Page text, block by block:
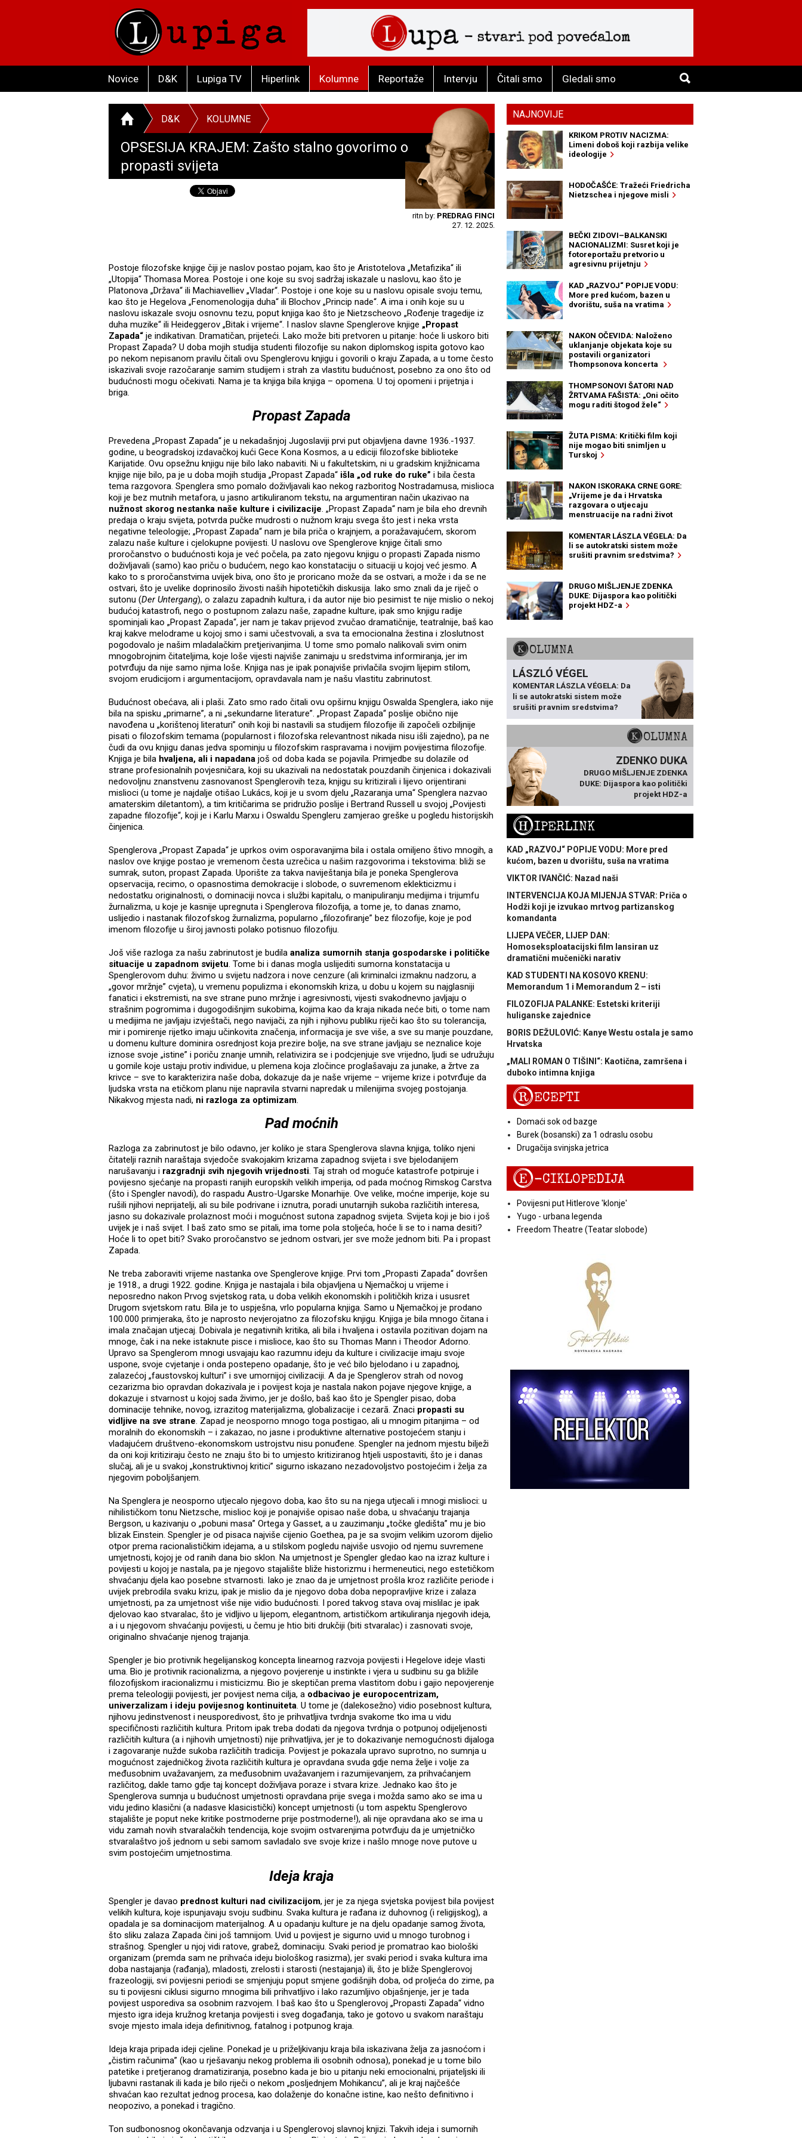
Novice D&K Lupiga TV Hiperlink Kolumne Reportaže Intervju Čitali smo Gledali smo
D&K KOLUMNE
OPSESIJA KRAJEM: Zašto stalno govorimo o
propasti svijeta
ritn by: PREDRAG FINCI
27. 12. 2025.
Postoje filozofske knjige čiji je naslov postao pojam, kao što je Aristotelova „Metafizika“ ili
„Utopija“ Thomasa Morea. Postoje i one koje su svoj sadržaj iskazale u naslovu, kao što je
Platonova „Država“ ili Machiavelliev „Vladar“. Postoje i one koje su u naslovu opisale svoju temu,
kao što je Hegelova „Fenomenologija duha“ ili Blochov „Princip nade“. A ima i onih koje su u
naslovu iskazale svoju osnovnu tezu, poput knjiga kao što je Nietzscheovo „Rođenje tragedije iz
duha muzike“ ili Heideggerov „Bitak i vrijeme“. I naslov slavne Spenglerove knjige „Propast
Zapada“ je indikativan. Dramatičan, prijeteći. Lako može biti pretvoren u pitanje: hoće li uskoro biti
Propast Zapada? U doba mojih studija studenti filozofije su nakon diplomskog ispita gotovo kao
po nekom nepisanom pravilu čitali ovu Spenglerovu knjigu i govorili o kraju Zapada, a u tome često
iskazivali svoje razočaranje samim studijem i strah za vlastitu budućnost, posebno za ono što od
budućnosti mogu očekivati. Nama je ta knjiga bila knjiga – opomena. U toj opomeni i prijetnja i
briga.
Propast Zapada
Prevedena „Propast Zapada“ je u nekadašnjoj Jugoslaviji prvi put objavljena davne 1936.-1937.
godine, u beogradskoj izdavačkoj kući Gece Kona Kosmos, a u ediciji filozofske biblioteke
Karijatide. Ovu opsežnu knjigu nije bilo lako nabaviti. Ni u fakultetskim, ni u gradskim knjižnicama
knjige nije bilo, pa je u doba mojih studija „Propast Zapada“ išla „od ruke do ruke” i bila česta
tema razgovora. Spenglera smo pomalo doživljavali kao nekog razboritog Nostradamusa, mislioca
koji je bez mutnih metafora, u jasno artikuliranom tekstu, na argumentiran način ukazivao na
nužnost skorog nestanka naše kulture i civilizacije. „Propast Zapada“ nam je bila eho drevnih
predaja o kraju svijeta, potvrda pučke mudrosti o nužnom kraju svega što jest i neka vrsta
negativne teleologije; „Propast Zapada“ nam je bila priča o krajnjem, a poražavajućem, skorom
zalazu naše kulture i cjelokupne povijesti. U naslovu ove Spenglerove knjige čitali smo
proročanstvo o budućnosti koja je već počela, pa zato njegovu knjigu o propasti Zapada nismo
doživljavali (samo) kao priču o budućem, nego kao konstataciju o situaciji u kojoj već jesmo. A
kako to s proročanstvima uvijek biva, ono što je proricano može da se ostvari, a može i da se ne
ostvari, što je uvelike doprinosilo živosti naših hipotetičkih diskusija. Iako smo znali da je riječ o
sutonu (Der Untergang), o zalazu zapadnih kultura, i da autor nije bio pesimist te nije mislio o nekoj
budućoj katastrofi, nego o postupnom zalazu naše, zapadne kulture, ipak smo knjigu radije
spominjali kao „Propast Zapada“, jer nam je takav prijevod zvučao dramatičnije, teatralnije, baš kao
kraj kakve melodrame u kojoj smo i sami učestvovali, a sva ta emocionalna žestina i zloslutnost
pogodovalo je našim mladalačkim pretjerivanjima. U tome smo pomalo nalikovali svim onim
mnogobrojnim čitateljima, koje loše vijesti najviše zanimaju u sredstvima informiranja, jer im
potvrđuju da nije samo njima loše. Knjiga nas je ipak ponajviše privlačila svojim lijepim stilom,
svojom erudicijom i argumentacijom, opravdavala nam je našu vlastitu zabrinutost.
Budućnost obećava, ali i plaši. Zato smo rado čitali ovu opširnu knjigu Oswalda Spenglera, iako nije
bila na spisku „primarne”, a ni „sekundarne literature”. „Propast Zapada“ poslije obično nije
navođena u „korištenoj literaturi” onih koji bi nastavili sa studijem filozofije ili započeli ozbiljnije
pisati o filozofskim temama (popularnost i filozofska relevantnost nikada nisu išli zajedno), pa ne
čudi da ovu knjigu danas jedva spominju u filozofskim raspravama i novijim povijestima filozofije.
Knjiga je bila hvaljena, ali i napadana još od doba kada se pojavila. Primjedbe su dolazile od
strane profesionalnih povjesničara, koji su ukazivali na nedostatak pouzdanih činjenica i dokazivali
nedovoljnu znanstvenu zasnovanost Spenglerovih teza, knjigu su kritizirali i lijevo orijentirani
mislioci (u tome je najdalje otišao Lukács, koji je u svom djelu „Razaranja uma“ Spenglera nazvao
amaterskim diletantom), a tim kritičarima se pridružio poslije i Bertrand Russell u svojoj „Povijesti
zapadne filozofije“, koji je i Karlu Marxu i Oswaldu Spengleru zamjerao greške u pogledu historijskih
činjenica.
Spenglerova „Propast Zapada“ je uprkos ovim osporavanjima bila i ostala omiljeno štivo mnogih, a
naslov ove knjige postao je vremenom česta uzrečica u našim razgovorima i tekstovima: bliži se
sumrak, suton, propast Zapada. Uporište za takva naviještanja bila je poneka Spenglerova
opservacija, recimo, o opasnostima demokracije i slobode, o suvremenom eklekticizmu i
nedostatku originalnosti, o dominaciji novca i službi kapitalu, o manipuliranju medijima i trijumfu
žurnalizma, u koje je kasnije upregnuta i Spenglerova filozofija, a tome je, to danas znamo,
uslijedio i nastanak filozofskog žurnalizma, popularno „filozofiranje” bez filozofije, koje je pod
imenom filozofije u široj javnosti polako potisnuo filozofiju.
Još više razloga za našu zabrinutost je budila analiza sumornih stanja gospodarske i političke
situacije u zapadnom svijetu. Tome bi i danas mogla uslijediti sumorna konstatacija u
Spenglerovom duhu: živimo u svijetu nadzora i nove cenzure (ali kriminalci izmaknu nadzoru, a
„govor mržnje” cvjeta), u vremenu populizma i ekonomskih kriza, u dobu u kojem su najglasniji
fanatici i ekstremisti, na sve strane puno mržnje i agresivnosti, vijesti svakodnevno javljaju o
strašnim pogromima i dugogodišnjim sukobima, kojima kao da kraja nikada neće biti, o tome nam
u medijima ne javljaju izvještači, nego navijači, za njih i njihovu publiku riječi kao što su tolerancija,
mir i pomirenje rijetko imaju učinkovita značenja, informacija je sve više, a sve su manje pouzdane,
u domenu kulture dominira osrednjost koja prezire bolje, na sve strane javljaju se neznalice koje
iznose svoje „istine” i poriču znanje umnih, relativizira se i podcjenjuje sve vrijedno, ljudi se udružuju
u gomile koje ustaju protiv individue, u plemena koja zločince proglašavaju za junake, a žrtve za
krivce – sve to karakterizira naše doba, dokazuje da je naše vrijeme – vrijeme krize i potvrđuje da
ljudska vrsta na etičkom planu nije napravila stvarni napredak u milenijima svojeg postojanja.
Nikakvog mjesta nadi, ni razloga za optimizam.
Pad moćnih
Razloga za zabrinutost je bilo odavno, jer koliko je stara Spenglerova slavna knjiga, toliko njeni
čitatelji raznih naraštaja svjedoče svakojakim krizama zapadnog svijeta i sve bjelodanijem
narušavanju i razgradnji svih njegovih vrijednosti. Taj strah od moguće katastrofe potpiruje i
povijesno sjećanje na propasti ranijih europskih velikih imperija, od pada moćnog Rimskog Carstva
(što i Spengler navodi), do raspadu Austro-Ugarske Monarhije. Ove velike, moćne imperije, koje su
rušili njihovi neprijatelji, ali su bile podrivane i iznutra, poradi unutarnjih sukoba različitih interesa,
jasno su dokazivale prolaznost moći i mogućnost sutona zapadnog svijeta. Svijeta koji je bio i još
uvijek je i naš svijet. I baš zato smo se pitali, ima tome pola stoljeća, hoće li se to i nama desiti?
Hoće li to opet biti? Svako proročanstvo se jednom ostvari, jer sve može jednom biti. Pa i propast
Zapada.
Ne treba zaboraviti vrijeme nastanka ove Spenglerove knjige. Prvi tom „Propasti Zapada“ dovršen
je 1918., a drugi 1922. godine. Knjiga je nastajala i bila objavljena u Njemačkoj u vrijeme i
neposredno nakon Prvog svjetskog rata, u doba velikih ekonomskih i političkih kriza i ususret
Drugom svjetskom ratu. Bila je to uspješna, vrlo popularna knjiga. Samo u Njemačkoj je prodano
100.000 primjeraka, što je naprosto nevjerojatno za filozofsku knjigu. Knjiga je bila mnogo čitana i
imala značajan utjecaj. Dobivala je negativnih kritika, ali bila i hvaljena i ostavila pozitivan dojam na
mnoge, čak i na neke istaknute pisce i mislioce, kao što su Thomas Mann i Theodor Adorno.
Upravo sa Spenglerom mnogi usvajaju kao razumnu ideju da kulture i civilizacije imaju svoje
uspone, svoje cvjetanje i onda postepeno opadanje, što je već bilo bjelodano i u zapadnoj,
zalazećoj „faustovskoj kulturi” i sve umornijoj civilizaciji. A da je Spenglerov strah od novog
cezarizma bio opravdan dokazivala je i povijest koja je nastala nakon pojave njegove knjige, a
dokazuje i stvarnost u kojoj sada živimo, jer je došlo, baš kao što je Spengler pisao, doba
dominacije tehnike, novog, izrazitog materijalizma, globalizacije i cezarā. Znaci propasti su
vidljive na sve strane. Zapad je neosporno mnogo toga postigao, ali u mnogim pitanjima – od
moralnih do ekonomskih – i zakazao, no jasne i produktivne alternative postojećem stanju i
vladajućem društveno-ekonomskom ustrojstvu nisu ponuđene. Spengler na jednom mjestu bilježi
da oni koji kritiziraju često ne znaju što bi to umjesto kritiziranog htjeli uspostaviti, što je i danas
slučaj, ali je u svakoj „konstruktivnoj kritici” sigurno iskazano nezadovoljstvo postojećim i želja za
njegovim poboljšanjem.
Na Spenglera je neosporno utjecalo njegovo doba, kao što su na njega utjecali i mnogi mislioci: u
nihilističkom tonu Nietzsche, mislioc koji je ponajviše opisao naše doba, u shvaćanju trajanja
Bergson, u kazivanju o „pobuni masa” Ortega y Gasset, a u zauzimanju „točke gledišta” mu je bio
blizak Einstein. Spengler je od pisaca najviše cijenio Goethea, pa je sa svojim velikim uzorom dijelio
otpor prema racionalističkim idejama, a u stilskom pogledu najviše usvojio od njemu suvremene
umjetnosti, kojoj je od ranih dana bio sklon. Na umjetnost je Spengler gledao kao na izraz kulture i
povijesti u kojoj je nastala, pa je njegovo stajalište bliže historizmu i hermeneutici, nego estetičkom
shvaćanju djela kao posebne stvarnosti. Iako je znao da je umjetnost prošla kroz različite periode i
uvijek prebrodila svaku krizu, ipak je mislio da je njegovo doba doba nepopravljive krize i zalaza
umjetnosti, pa za umjetnost više nije vidio budućnosti. I pored takvog stava ovaj mislilac je ipak
djelovao kao stvaralac, što je vidljivo u lijepom, elegantnom, artističkom artikuliranja njegovih ideja,
a i u njegovom shvaćanju povijesti, u čemu je htio biti drukčiji (biti stvaralac) i zasnovati svoje,
originalno shvaćanje njenog trajanja.
Spengler je bio protivnik hegelijanskog koncepta linearnog razvoja povijesti i Hegelove ideje vlasti
uma. Bio je protivnik racionalizma, a njegovo povjerenje u instinkte i vjera u sudbinu su ga bližile
filozofijskom iracionalizmu i misticizmu. Bio je skeptičan prema vlastitom dobu i gajio nepovjerenje
prema teleologiji povijesti, jer povijest nema cilja, a odbacivao je europocentrizam,
univerzalizam i ideju povijesnog kontinuiteta. U tome je (dalekosežno) vidio posebnost kultura,
njihovu jedinstvenost i neusporedivost, što je prihvatljiva tvrdnja svakome tko ima u vidu
specifičnosti različitih kultura. Pritom ipak treba dodati da njegova tvrdnja o potpunoj odijeljenosti
različitih kultura (a i njihovih umjetnosti) nije prihvatljiva, jer je to dokazivanje nemogućnosti dijaloga
i zagovaranje nužde sukoba različitih tradicija. Povijest je pokazala upravo suprotno, no sumnja u
mogućnost zajedničkog života različitih kultura je opravdana svuda gdje nema želje i volje za
međusobnim uvažavanjem, za međusobnim uvažavanjem i razumijevanjem, za prihvaćanjem
različitog, dakle tamo gdje taj koncept doživljava poraze i stvara krize. Jednako kao što je
Spenglerova sumnja u budućnost umjetnosti opravdana prije svega i možda samo ako se ima u
vidu jedino klasični (a nadasve klasicistički) koncept umjetnosti (u tom aspektu Spenglerovo
stajalište je poput neke kritike postmoderne prije postmoderne!), ali nije opravdana ako se ima u
vidu zamah novih stvaralačkih tendencija, koje svojim ostvarenjima potvrđuju da je umjetničko
stvaralaštvo još jednom u sebi samom savladalo sve svoje krize i našlo mnoge nove putove u
svim postojećim umjetnostima.
Ideja kraja
Spengler je davao prednost kulturi nad civilizacijom, jer je za njega svjetska povijest bila povijest
velikih kultura, koje ispunjavaju svoju sudbinu. Svaka kultura je rađana iz duhovnog (i religijskog), a
opadala je sa dominacijom materijalnog. A u opadanju kulture je na djelu opadanje samog života,
što sliku zalaza Zapada čini još tamnijom. Uvid u povijest je sigurno uvid u mnogo turobnog i
strašnog. Spengler u njoj vidi ratove, grabež, dominaciju. Svaki period je promatrao kao biološki
organizam (premda sam ne prihvaća ideju biološkog rasizma), jer svaki period i svaka kultura ima
doba nastajanja (rađanja), mladosti, zrelosti i starosti (nestajanja) ili, što je bliže Spenglerovoj
frazeologiji, svi povijesni periodi se smjenjuju poput smjene godišnjih doba, od proljeća do zime, pa
su ti povijesni ciklusi sigurno mnogima bili prihvatljivo i lako razumljivo objašnjenje, jer je tada
povijest usporediva sa osobnim razvojem. I baš kao što u Spenglerovoj „Propasti Zapada“ vidno
mjesto igra ideja kružnog kretanja povijesti i sveg događanja, tako je gotovo u svakom naraštaju
svoje mjesto imala ideja definitivnog, fatalnog i potpunog kraja.
Ideja kraja pripada ideji cjeline. Ponekad je u priželjkivanju kraja bila iskazivana želja za jasnoćom i
„čistim računima” (kao u rješavanju nekog problema ili osobnih odnosa), ponekad je u tome bilo
patetike i pretjeranog dramatiziranja, posebno kada je bio u pitanju neki emocionalni, prijateljski ili
ljubavni rastanak ili kada je bilo riječi o nekom „posljednjem Mohikancu”, ali je kraj najčešće
shvaćan kao rezultat jednog procesa, kao dolaženje do konačne istine, kao nešto definitivno i
neopozivo, a ponekad i tragično.
Ton sudbonosnog okončavanja odzvanja i u Spenglerovoj slavnoj knjizi. Takvih ideja i sumornih
NAJNOVIJE
KRIKOM PROTIV NACIZMA:
Limeni doboš koji razbija velike
ideologije
HODOČAŠĆE: Tražeći Friedricha
Nietzschea i njegove misli
BEČKI ZIDOVI–BALKANSKI
NACIONALIZMI: Susret koji je
fotoreportažu pretvorio u
agresivnu prijetnju
KAD „RAZVOJ“ POPIJE VODU:
More pred kućom, bazen u
dvorištu, suša na vratima
NAKON OČEVIDA: Naloženo
uklanjanje objekata koje su
postavili organizatori
Thompsonova koncerta
THOMPSONOVI ŠATORI NAD
ŽRTVAMA FAŠISTA: „Oni očito
mogu raditi štogod žele“
ŽUTA PISMA: Kritički film koji
nije mogao biti snimljen u
Turskoj
NAKON ISKORAKA CRNE GORE:
„Vrijeme je da i Hrvatska
razgovara o utjecaju
menstruacije na radni život
KOMENTAR LÁSZLA VÉGELA: Da
li se autokratski sistem može
srušiti pravnim sredstvima?
DRUGO MIŠLJENJE ZDENKA
DUKE: Dijaspora kao politički
projekt HDZ-a
KOLUMNA
LÁSZLÓ VÉGEL
KOMENTAR LÁSZLA VÉGELA: Da
li se autokratski sistem može
srušiti pravnim sredstvima?
KOLUMNA
ZDENKO DUKA
DRUGO MIŠLJENJE ZDENKA
DUKE: Dijaspora kao politički
projekt HDZ-a
HIPERLINK
KAD „RAZVOJ“ POPIJE VODU: More pred
kućom, bazen u dvorištu, suša na vratima
VIKTOR IVANČIĆ: Nazad naši
INTERVENCIJA KOJA MIJENJA STVAR: Priča o
Hodži koji je izvukao mrtvog partizanskog
komandanta
LIJEPA VEČER, LIJEP DAN:
Homoseksploatacijski film lansiran uz
dramatični mučenički narativ
KAD STUDENTI NA KOSOVO KRENU:
Memorandum 1 i Memorandum 2 – isti
FILOZOFIJA PALANKE: Estetski kriteriji
huliganske zajednice
BORIS DEŽULOVIĆ: Kanye Westu ostala je samo
Hrvatska
„MALI ROMAN O TIŠINI“: Kaotična, zamršena i
duboko intimna knjiga
RECEPTI
Domaći sok od bazge
Burek (bosanski) za 1 odraslu osobu
Drugačija svinjska jetrica
E-CIKLOPEDIJA
Povijesni put Hitlerove 'klonje'
Yugo - urbana legenda
Freedom Theatre (Teatar slobode)